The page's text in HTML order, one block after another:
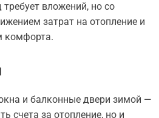
вложений, но со
затрат на отопление и
комфорта.
и балконные двери зимой —
счета за отопление, но и